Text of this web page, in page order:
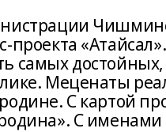
проекта
самых
Меценаты
С картой
С